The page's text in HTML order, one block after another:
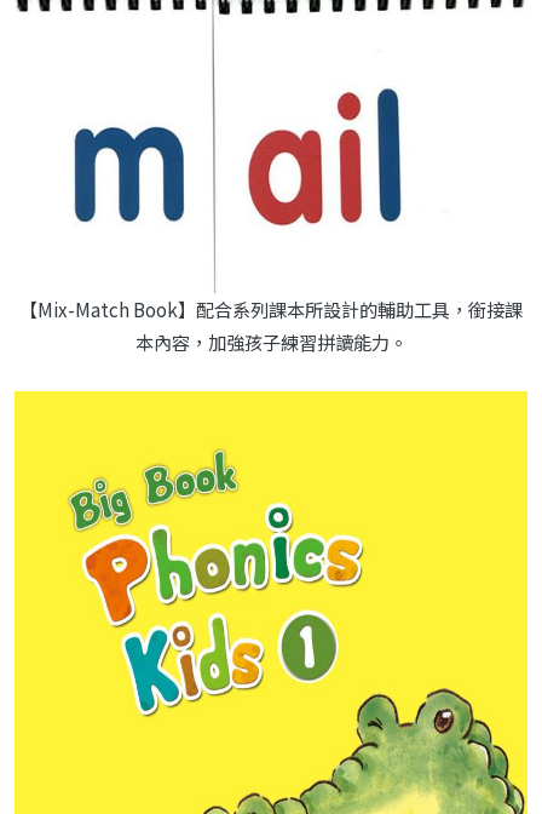
【Mix-Match Book】配合系列課本所設計的輔助工具，銜接課
本內容，加強孩子練習拼讀能力。